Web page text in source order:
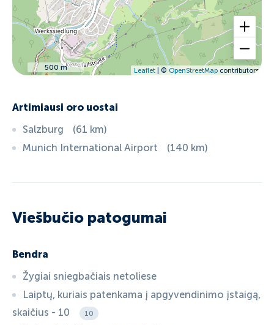
500 m Leaflet| © OpenStreetMapcontributors
Artimiausi oro uostai
Salzburg
(61 km)
Munich International Airport
(140 km)
Viešbučio patogumai
Bendra
Žygiai sniegbačiais netoliese
Laiptų, kuriais patenkama į apgyvendinimo įstaigą,
skaičius - 10
10